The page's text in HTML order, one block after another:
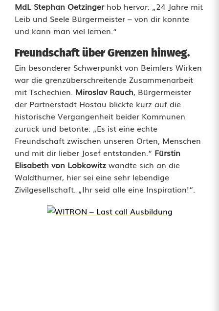
MdL Stephan Oetzinger hob hervor: „24 Jahre mit
Leib und Seele Bürgermeister – von dir konnte
und kann man viel lernen.“
Freundschaft über Grenzen hinweg.
Ein besonderer Schwerpunkt von Beimlers Wirken
war die grenzüberschreitende Zusammenarbeit
mit Tschechien. Miroslav Rauch, Bürgermeister
der Partnerstadt Hostau blickte kurz auf die
historische Vergangenheit beider Kommunen
zurück und betonte: „Es ist eine echte
Freundschaft zwischen unseren Orten, Menschen
und mit dir lieber Josef entstanden.“ Fürstin
Elisabeth von Lobkowitz wandte sich an die
Waldthurner, hier sei eine sehr lebendige
Zivilgesellschaft. „Ihr seid alle eine Inspiration!“.